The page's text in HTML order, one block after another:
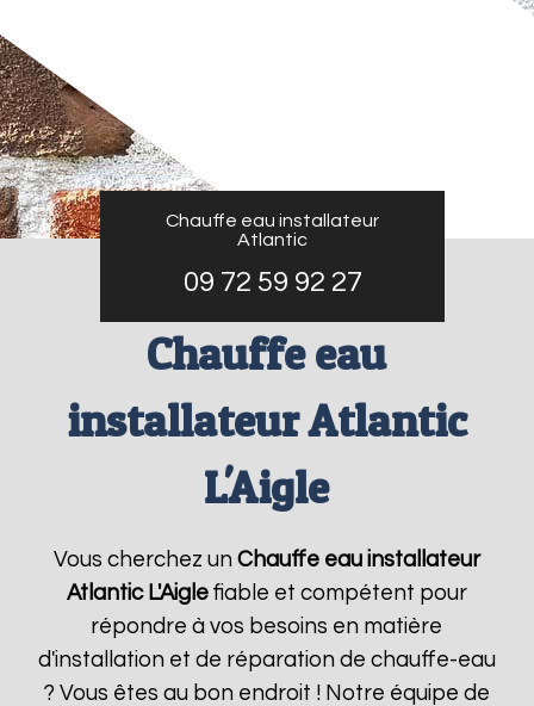
Chauffe eau installateur
Atlantic
09 72 59 92 27
Chauffe eau
installateur Atlantic
L'Aigle
Vous cherchez un Chauffe eau installateur
Atlantic L'Aiglefiable et compétent pour
répondre à vos besoins en matière
d'installation et de réparation de chauffe-eau
? Vous êtes au bon endroit ! Notre équipe de